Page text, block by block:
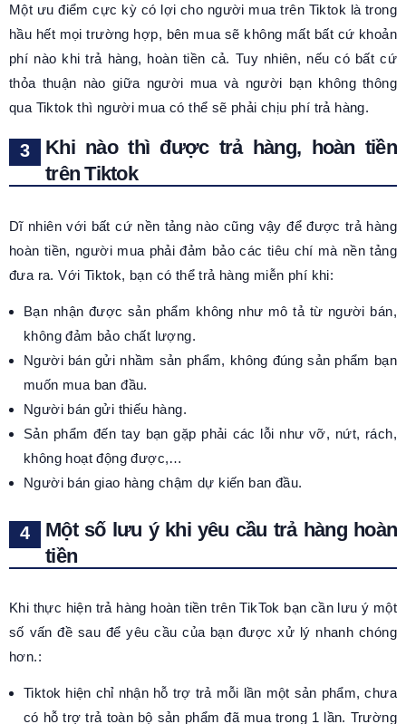
Một ưu điểm cực kỳ có lợi cho người mua trên Tiktok là trong
hầu hết mọi trường hợp, bên mua sẽ không mất bất cứ khoản
phí nào khi trả hàng, hoàn tiền cả. Tuy nhiên, nếu có bất cứ
thỏa thuận nào giữa người mua và người bạn không thông
qua Tiktok thì người mua có thể sẽ phải chịu phí trả hàng.
Khi nào thì được trả hàng, hoàn tiền
trên Tiktok
Dĩ nhiên với bất cứ nền tảng nào cũng vậy để được trả hàng
hoàn tiền, người mua phải đảm bảo các tiêu chí mà nền tảng
đưa ra. Với Tiktok, bạn có thể trả hàng miễn phí khi:
Bạn nhận được sản phẩm không như mô tả từ người bán,
không đảm bảo chất lượng.
Người bán gửi nhầm sản phẩm, không đúng sản phẩm bạn
muốn mua ban đầu.
Người bán gửi thiếu hàng.
Sản phẩm đến tay bạn gặp phải các lỗi như vỡ, nứt, rách,
không hoạt động được,…
Người bán giao hàng chậm dự kiến ban đầu.
Một số lưu ý khi yêu cầu trả hàng hoàn
tiền
Khi thực hiện trả hàng hoàn tiền trên TikTok bạn cần lưu ý một
số vấn đề sau để yêu cầu của bạn được xử lý nhanh chóng
hơn.:
Tiktok hiện chỉ nhận hỗ trợ trả mỗi lần một sản phẩm, chưa
có hỗ trợ trả toàn bộ sản phẩm đã mua trong 1 lần. Trường